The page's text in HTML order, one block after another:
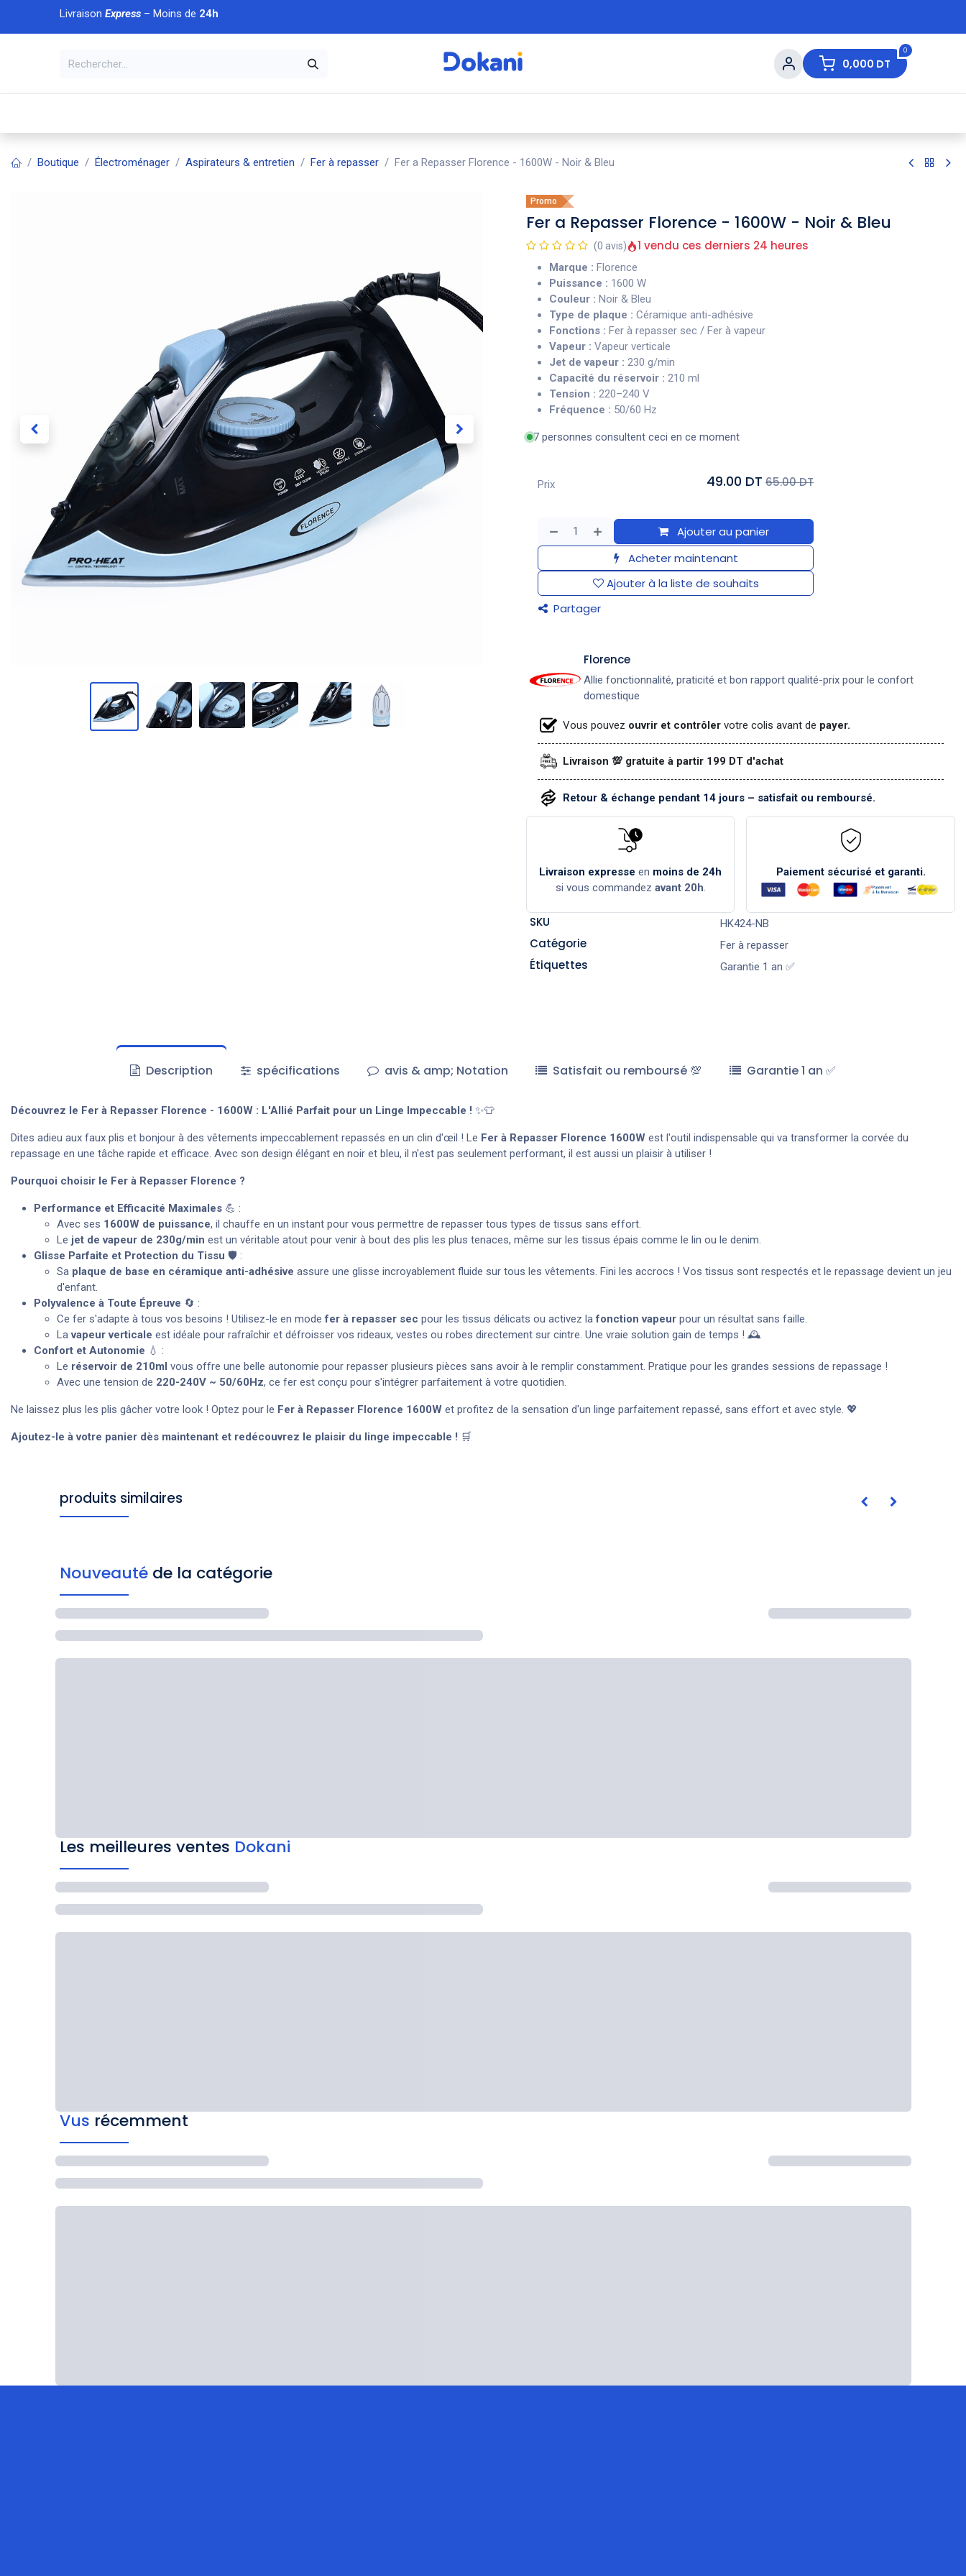
Se rendre au contenu
Livraison Express– Moins de 24h
0
0,000 DT
À DÉCOUVRIR
Boutique Électroménager Aspirateurs & entretien Fer à repasser Fer a Repasser Florence - 1600W - Noir & Bleu
Promo
Fer a Repasser Florence - 1600W - Noir & Bleu
(0 avis) 1 vendu ces derniers 24 heures
Marque : Florence
Puissance : 1600 W
Couleur : Noir & Bleu
Type de plaque : Céramique anti-adhésive
Fonctions : Fer à repasser sec / Fer à vapeur
Vapeur : Vapeur verticale
Jet de vapeur : 230 g/min
Capacité du réservoir : 210 ml
Tension : 220–240 V
Fréquence : 50/60 Hz
7 personnes consultent ceci en ce moment
Ajouter au panier
Acheter maintenant
Ajouter à la liste de souhaits
Partager
Prix 49.00 DT 65.00 DT
​Florence
Allie fonctionnalité, praticité et bon rapport qualité-prix pour le confort
domestique
Vous pouvez ouvrir et contrôler votre colis avant de payer.
Livraison 💯 gratuite à partir 199 DT d'achat
Retour & échange pendant 14 jours – satisfait ou remboursé.
Livraison expresse en moins de 24h
si vous commandez avant 20h.
Paiement sécurisé et garanti.
SKU HK424-NB
Catégorie Fer à repasser
Étiquettes Garantie 1 an ✅
Description spécifications avis & amp; Notation Satisfait ou remboursé 💯 Garantie 1 an ✅
Découvrez le Fer à Repasser Florence - 1600W : L'Allié Parfait pour un Linge Impeccable ! ✨👕
Dites adieu aux faux plis et bonjour à des vêtements impeccablement repassés en un clin d'œil ! Le Fer à Repasser Florence 1600W est l'outil indispensable qui va transformer la corvée du
repassage en une tâche rapide et efficace. Avec son design élégant en noir et bleu, il n'est pas seulement performant, il est aussi un plaisir à utiliser !
Pourquoi choisir le Fer à Repasser Florence ?
Performance et Efficacité Maximales 💪 :
Avec ses 1600W de puissance, il chauffe en un instant pour vous permettre de repasser tous types de tissus sans effort.
Le jet de vapeur de 230g/min est un véritable atout pour venir à bout des plis les plus tenaces, même sur les tissus épais comme le lin ou le denim.
Glisse Parfaite et Protection du Tissu 🛡️ :
Sa plaque de base en céramique anti-adhésive assure une glisse incroyablement fluide sur tous les vêtements. Fini les accrocs ! Vos tissus sont respectés et le repassage devient un jeu
d'enfant.
Polyvalence à Toute Épreuve 🔄 :
Ce fer s'adapte à tous vos besoins ! Utilisez-le en modefer à repasser sec pour les tissus délicats ou activez lafonction vapeur pour un résultat sans faille.
Lavapeur verticale est idéale pour rafraîchir et défroisser vos rideaux, vestes ou robes directement sur cintre. Une vraie solution gain de temps ! 🕰️
Confort et Autonomie 💧 :
Le réservoir de 210ml vous offre une belle autonomie pour repasser plusieurs pièces sans avoir à le remplir constamment. Pratique pour les grandes sessions de repassage !
Avec une tension de 220-240V ~ 50/60Hz, ce fer est conçu pour s'intégrer parfaitement à votre quotidien.
Ne laissez plus les plis gâcher votre look ! Optez pour le Fer à Repasser Florence 1600W et profitez de la sensation d'un linge parfaitement repassé, sans effort et avec style. 💖
Ajoutez-le à votre panier dès maintenant et redécouvrez le plaisir du linge impeccable ! 🛒
produits similaires
Nouveauté de la catégorie
Les meilleures ventes Dokani
Vus récemment